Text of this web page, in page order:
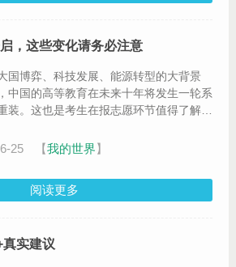
，这些变化请务必注意
国博弈、科技发展、能源转型的大背景
中国的高等教育在未来十年将发生一轮系
装。这也是考生在报志愿环节值得了解的
25 【我的世界】
阅读更多
实建议